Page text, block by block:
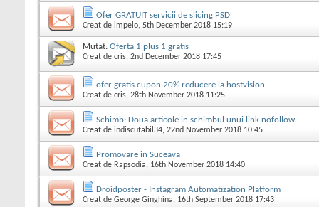
Ofer GRATUIT servicii de slicing PSD
Creat de impelo, 5th December 2018 15:19
Mutat: Oferta 1 plus 1 gratis
Creat de cris, 2nd December 2018 17:45
ofer gratis cupon 20% reducere la hostvision
Creat de cris, 28th November 2018 11:25
Schimb: Doua articole in schimbul unui link nofollow.
Creat de indiscutabil34, 22nd November 2018 10:45
Promovare in Suceava
Creat de Rapsodia, 16th November 2018 14:40
Droidposter - Instagram Automatization Platform
Creat de George Ginghina, 16th September 2018 17:43